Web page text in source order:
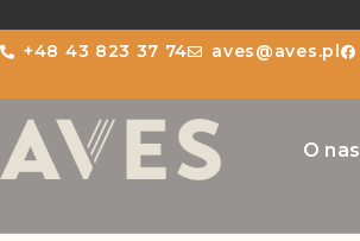
+48 43 823 37 74 aves@aves.pl
O nas